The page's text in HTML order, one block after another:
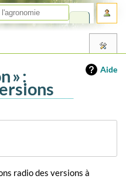
Aide
» :
radio des versions à